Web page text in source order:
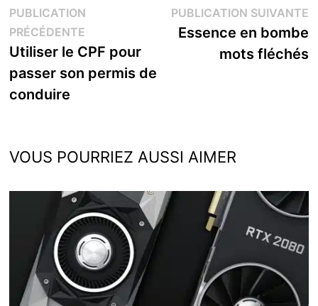
Navigation
de
l’article
PUBLICATION
PRÉCÉDENTEPublication
précédente :
Utiliser le CPF pour
passer son permis de
conduire
PUBLICATION SUIVANTE
Essence en bombe
mots fléchés
VOUS POURRIEZ AUSSI AIMER